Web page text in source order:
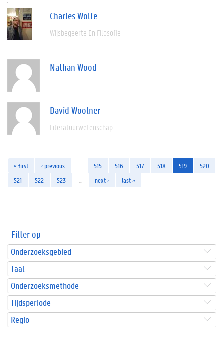
Charles Wolfe
Wijsbegeerte En Filosofie
Nathan Wood
David Woolner
Literatuurwetenschap
« first ‹ previous 515 516 517 518 519
520
521
522 523 next › last »
Filter op
Onderzoeksgebied
Taal
Onderzoeksmethode
Tijdsperiode
Regio